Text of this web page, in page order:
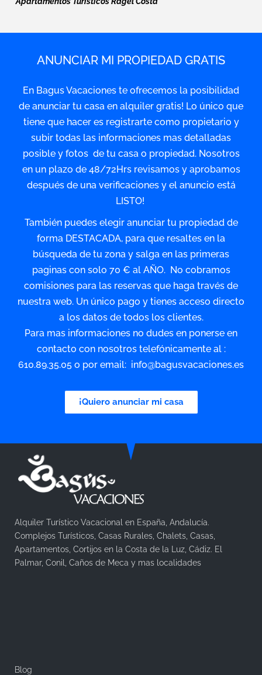
ANUNCIAR MI PROPIEDAD GRATIS
En Bagus Vacaciones te ofrecemos la posibilidad
de anunciar tu casa en alquiler gratis! Lo único que
tiene que hacer es registrarte como propietario y
subir todas las informaciones mas detalladas
posible y fotos de tu casa o propiedad. Nosotros
en un plazo de 48/72Hrs revisamos y aprobamos
después de una verificaciones y el anuncio está
LISTO!
También puedes elegir anunciar tu propiedad de
forma DESTACADA, para que resaltes en la
búsqueda de tu zona y salga en las primeras
paginas con solo 70 € al AÑO. No cobramos
comisiones para las reservas que haga través de
nuestra web. Un único pago y tienes acceso directo
a los datos de todos los clientes.
Para mas informaciones no dudes en ponerse en
contacto con nosotros telefónicamente al :
610.89.35.05 o por email: info@bagusvacaciones.es
¡Quiero anunciar mi casa
Alquiler Turístico Vacacional en España, Andalucía.
Complejos Turísticos, Casas Rurales, Chalets, Casas,
Apartamentos, Cortijos en la Costa de la Luz, Cádiz. El
Palmar, Conil, Caños de Meca y mas localidades
Blog